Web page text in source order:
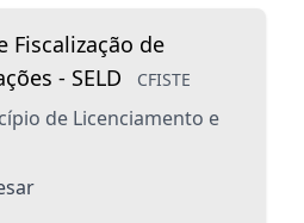
Fiscalização de
- SELD
CFISTE
de Licenciamento e